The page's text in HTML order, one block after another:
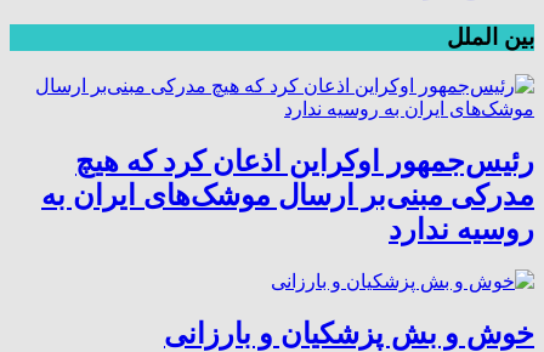
بین الملل
رئیس‌جمهور اوکراین اذعان کرد که هیچ
مدرکی مبنی‌بر ارسال موشک‌های ایران به
روسیه ندارد
خوش و بش پزشکیان و بارزانی